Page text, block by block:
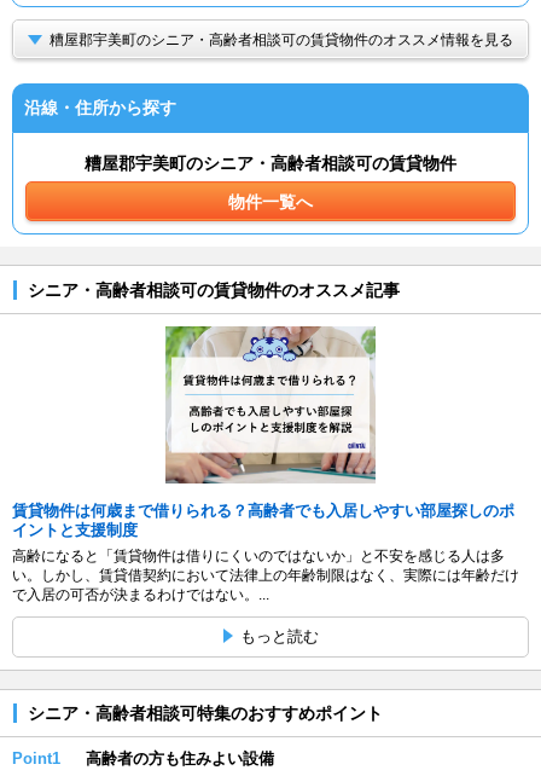
糟屋郡宇美町のシニア・高齢者相談可の賃貸物件のオススメ情報を見る
沿線・住所から探す
糟屋郡宇美町のシニア・高齢者相談可の賃貸物件
物件一覧へ
シニア・高齢者相談可の賃貸物件のオススメ記事
賃貸物件は何歳まで借りられる？高齢者でも入居しやすい部屋探しのポ
イントと支援制度
高齢になると「賃貸物件は借りにくいのではないか」と不安を感じる人は多
い。しかし、賃貸借契約において法律上の年齢制限はなく、実際には年齢だけ
で入居の可否が決まるわけではない。...
もっと読む
シニア・高齢者相談可特集のおすすめポイント
Point1 高齢者の方も住みよい設備